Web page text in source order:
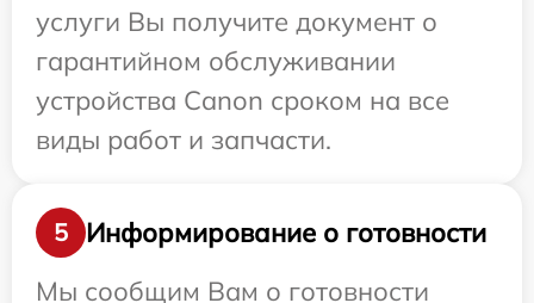
услуги Вы получите документ о
гарантийном обслуживании
устройства Canon сроком на все
виды работ и запчасти.
5
Информирование о готовности
Мы сообщим Вам о готовности